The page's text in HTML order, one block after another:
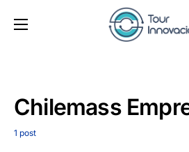
Chilemass
1 post